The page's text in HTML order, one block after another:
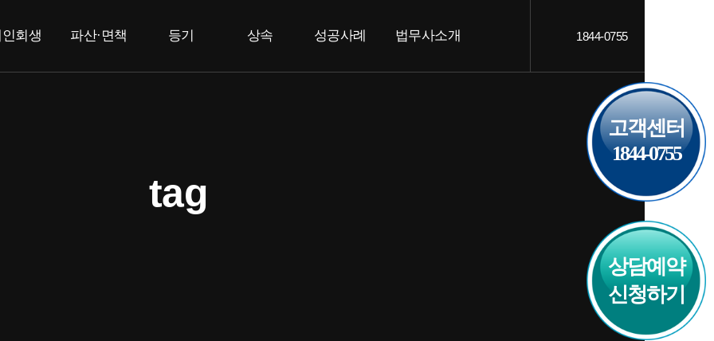
1844-0755
회생 파산·면책 등기 상속 성공사례 법무사소개
tag
고객센터
1844-0755
상담예약
신청하기